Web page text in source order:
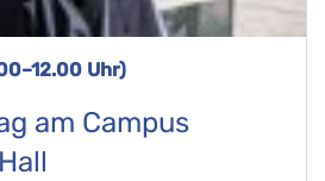
Uhr)
am Campus